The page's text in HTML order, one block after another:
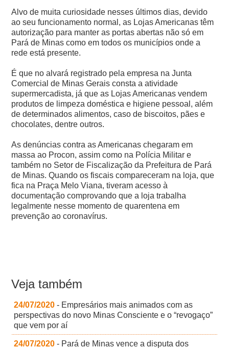
Alvo de muita curiosidade nesses últimos dias, devido
ao seu funcionamento normal, as Lojas Americanas têm
autorização para manter as portas abertas não só em
Pará de Minas como em todos os municípios onde a
rede está presente.
É que no alvará registrado pela empresa na Junta
Comercial de Minas Gerais consta a atividade
supermercadista, já que as Lojas Americanas vendem
produtos de limpeza doméstica e higiene pessoal, além
de determinados alimentos, caso de biscoitos, pães e
chocolates, dentre outros.
As denúncias contra as Americanas chegaram em
massa ao Procon, assim como na Polícia Militar e
também no Setor de Fiscalização da Prefeitura de Pará
de Minas.Quando os fiscais compareceram na loja, que
fica na Praça Melo Viana, tiveram acesso à
documentação comprovando que a loja trabalha
legalmente nesse momento de quarentena em
prevenção ao coronavírus.
Veja também
24/07/2020 - Empresários mais animados com as
perspectivas do novo Minas Consciente e o “revogaço”
que vem por aí
24/07/2020 - Pará de Minas vence a disputa dos